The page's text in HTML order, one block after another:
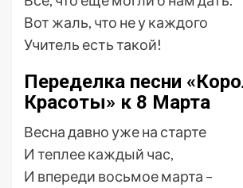
Вот жаль, что не у каждого
Учитель есть такой!
Переделка песни
Красоты» к 8 Марта
Весна давно уже на старте
И теплее каждый час,
И впереди восьмое марта –